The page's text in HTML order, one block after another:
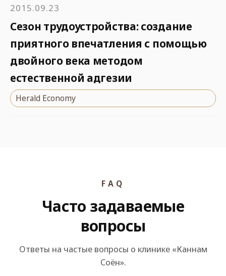
2015.09.23
Сезон трудоустройства: создание
приятного впечатления с помощью
двойного века методом
естественной адгезии
Herald Economy
FAQ
Часто задаваемые
вопросы
Ответы на частые вопросы о клинике «Каннам
Соён».